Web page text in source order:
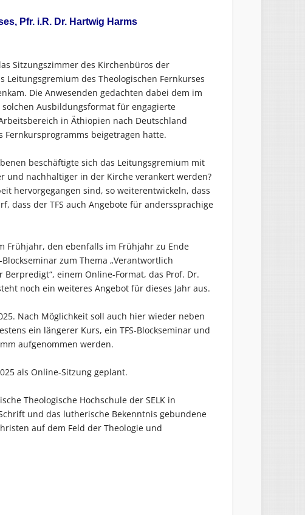
Pfr. i.R. Dr. Hartwig Harms
Sitzungszimmer des Kirchenbüros der
Leitungsgremium des Theologischen Fernkurses
Die Anwesenden gedachten dabei dem im
solchen Ausbildungsformat für engagierte
in Äthiopien nach Deutschland
beigetragen hatte.
beschäftigte sich das Leitungsgremium mit
und nachhaltiger in der Kirche verankert werden?
hervorgegangen sind, so weiterentwickeln, dass
dass der TFS auch Angebote für anderssprachige
Frühjahr, den ebenfalls im Frühjahr zu Ende
zum Thema „Verantwortlich
einem Online-Format, das Prof. Dr.
noch ein weiteres Angebot für dieses Jahr aus.
Nach Möglichkeit soll auch hier wieder neben
ein längerer Kurs, ein TFS-Blockseminar und
aufgenommen werden.
als Online-Sitzung geplant.
Theologische Hochschule der SELK in
und das lutherische Bekenntnis gebundene
auf dem Feld der Theologie und